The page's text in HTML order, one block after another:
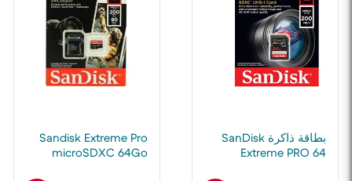
بطاقة ذاكرة SanDisk
Extreme PRO 64
Sandisk Extreme Pro
microSDXC 64Go